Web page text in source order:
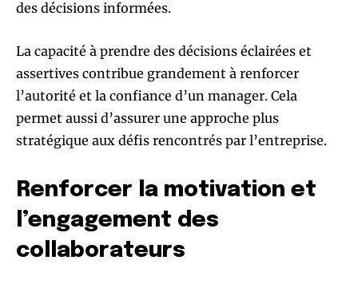
des décisions informées.
La capacité à prendre des décisions éclairées et
assertives contribue grandement à renforcer
l’autorité et la confiance d’un manager. Cela
permet aussi d’assurer une approche plus
stratégique aux défis rencontrés par l’entreprise.
Renforcer la motivation et
l’engagement des
collaborateurs